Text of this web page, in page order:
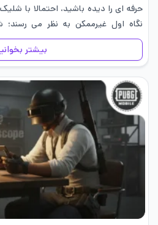
حرفه ای را دیده باشید، احتمالا با
نگاه اول غیرممکن به نظر می
غافلگیرکننده که…
بیشتر